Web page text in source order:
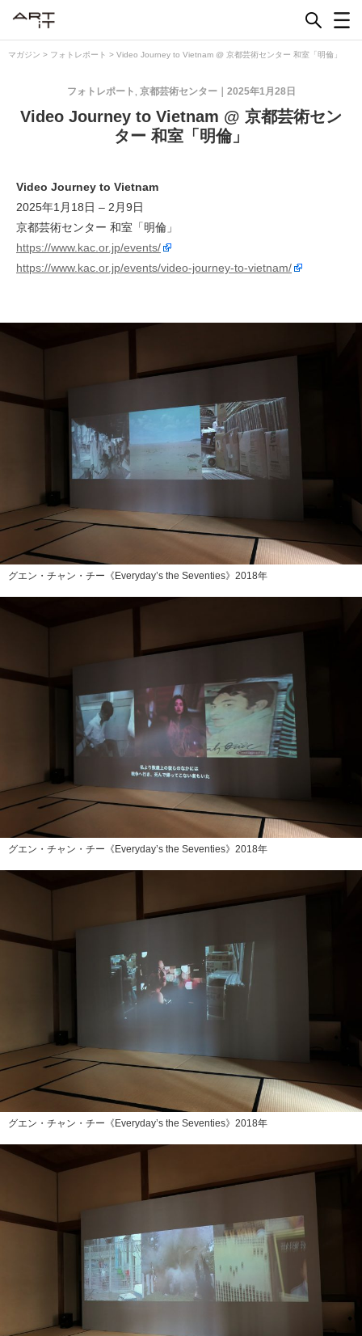
マガジン > フォトレポート > Video Journey to Vietnam @ 京都芸術センター 和室「明倫」
2025年1月28日
フォトレポート 京都芸術センター
Video Journey to Vietnam @ 京都芸術セン
ター 和室「明倫」
Video Journey to Vietnam
2025年1月18日 – 2月9日
京都芸術センター 和室「明倫」
https://www.kac.or.jp/events/
https://www.kac.or.jp/events/video-journey-to-vietnam/
グエン・チャン・チー《Everyday’s the Seventies》2018年
グエン・チャン・チー《Everyday’s the Seventies》2018年
グエン・チャン・チー《Everyday’s the Seventies》2018年